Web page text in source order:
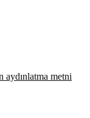
metni